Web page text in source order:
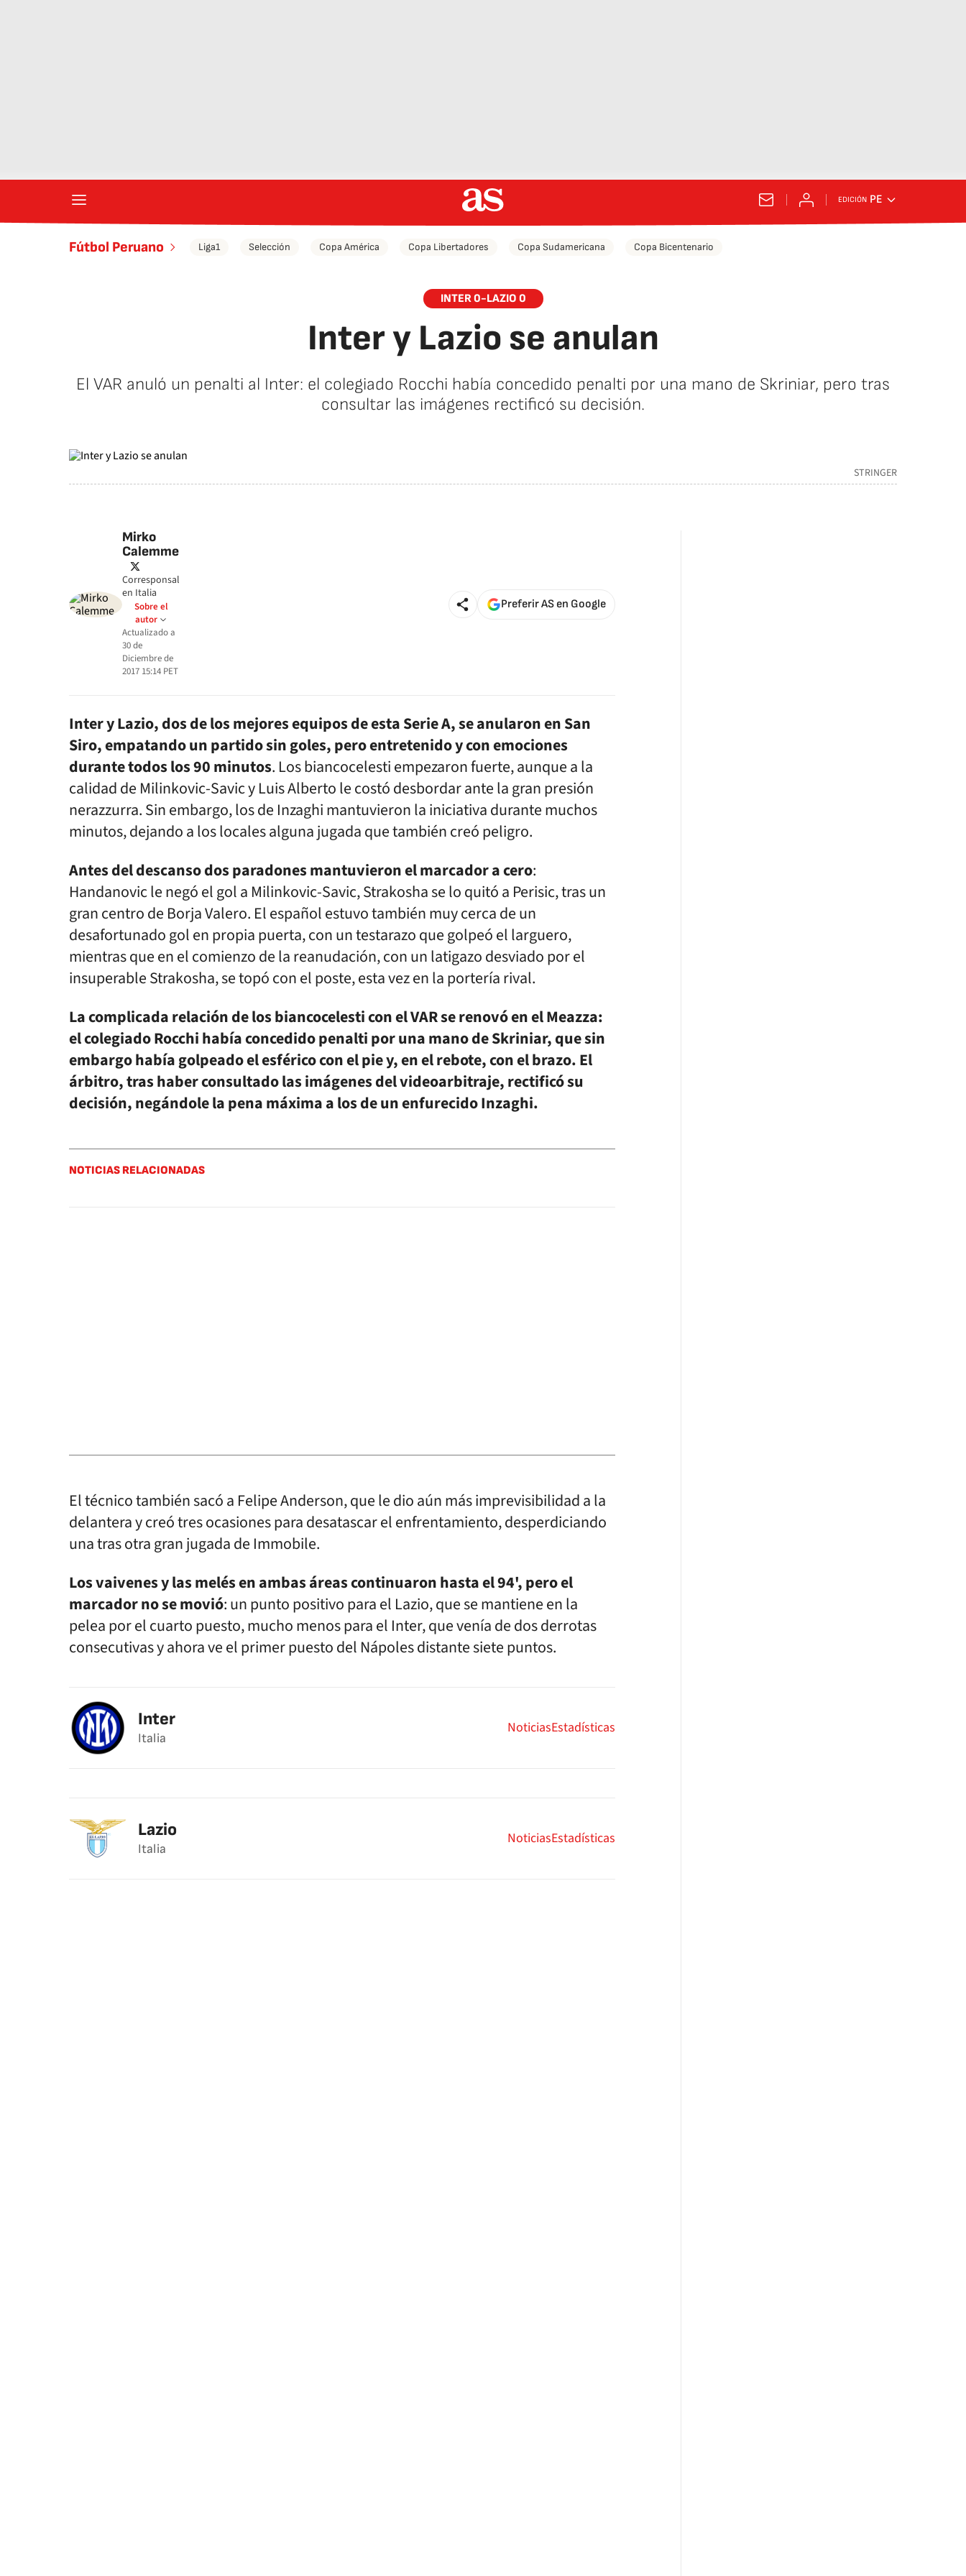
EDICIÓN PE
Fútbol Peruano Liga1 Selección Copa América Copa Libertadores Copa Sudamericana Copa Bicentenario
INTER 0-LAZIO 0
Inter y Lazio se anulan
El VAR anuló un penalti al Inter: el colegiado Rocchi había concedido penalti por una mano de Skriniar, pero tras
consultar las imágenes rectificó su decisión.
STRINGER
Mirko
Calemme
twitter
Corresponsal
en Italia
Sobre el
autor
Actualizado a
30 de
Diciembre de
2017 15:14 PET
Preferir AS en Google
Inter y Lazio, dos de los mejores equipos de esta Serie A, se anularon en San
Siro, empatando un partido sin goles, pero entretenido y con emociones
durante todos los 90 minutos. Los biancocelesti empezaron fuerte, aunque a la
calidad de Milinkovic-Savic y Luis Alberto le costó desbordar ante la gran presión
nerazzurra. Sin embargo, los de Inzaghi mantuvieron la iniciativa durante muchos
minutos, dejando a los locales alguna jugada que también creó peligro.
Antes del descanso dos paradones mantuvieron el marcador a cero:
Handanovic le negó el gol a Milinkovic-Savic, Strakosha se lo quitó a Perisic, tras un
gran centro de Borja Valero. El español estuvo también muy cerca de un
desafortunado gol en propia puerta, con un testarazo que golpeó el larguero,
mientras que en el comienzo de la reanudación, con un latigazo desviado por el
insuperable Strakosha, se topó con el poste, esta vez en la portería rival.
La complicada relación de los biancocelesti con el VAR se renovó en el Meazza:
el colegiado Rocchi había concedido penalti por una mano de Skriniar, que sin
embargo había golpeado el esférico con el pie y, en el rebote, con el brazo. El
árbitro, tras haber consultado las imágenes del videoarbitraje, rectificó su
decisión, negándole la pena máxima a los de un enfurecido Inzaghi.
NOTICIAS RELACIONADAS
El técnico también sacó a Felipe Anderson, que le dio aún más imprevisibilidad a la
delantera y creó tres ocasiones para desatascar el enfrentamiento, desperdiciando
una tras otra gran jugada de Immobile.
Los vaivenes y las melés en ambas áreas continuaron hasta el 94', pero el
marcador no se movió: un punto positivo para el Lazio, que se mantiene en la
pelea por el cuarto puesto, mucho menos para el Inter, que venía de dos derrotas
consecutivas y ahora ve el primer puesto del Nápoles distante siete puntos.
Inter
Italia
NoticiasEstadísticas
Lazio
Italia
NoticiasEstadísticas